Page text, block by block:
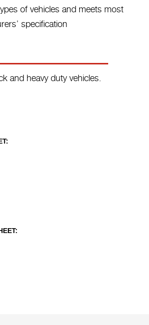
of vehicles and meets most
specification
and heavy duty vehicles.